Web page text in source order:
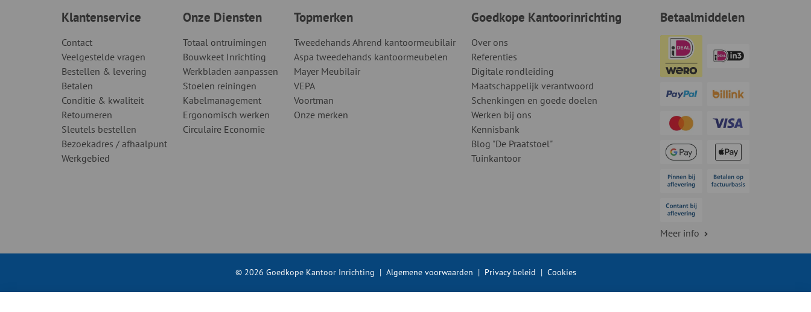
Klantenservice
Contact
Veelgestelde vragen
Bestellen & levering
Betalen
Conditie & kwaliteit
Retourneren
Sleutels bestellen
Bezoekadres / afhaalpunt
Werkgebied
Onze Diensten
Totaal ontruimingen
Bouwkeet Inrichting
Werkbladen aanpassen
Stoelen reiningen
Kabelmanagement
Ergonomisch werken
Circulaire Economie
Topmerken
Tweedehands Ahrend kantoormeubilair
Aspa tweedehands kantoormeubelen
Mayer Meubilair
VEPA
Voortman
Onze merken
Goedkope Kantoorinrichting
Over ons
Referenties
Digitale rondleiding
Maatschappelijk verantwoord
Schenkingen en goede doelen
Werken bij ons
Kennisbank
Blog "De Praatstoel"
Tuinkantoor
Betaalmiddelen
Meer info
| Algemene voorwaarden | Privacy beleid | Cookies
© 2026 Goedkope Kantoor Inrichting